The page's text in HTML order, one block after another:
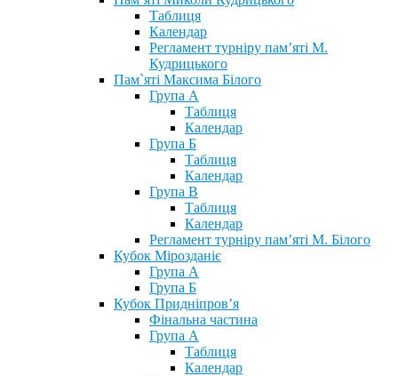
Таблиця
Календар
Регламент турніру пам’яті М.
Кудрицького
Пам`яті Максима Білого
Група А
Таблиця
Календар
Група Б
Таблиця
Календар
Група В
Таблиця
Календар
Регламент турніру пам’яті М. Білого
Кубок Мірозданіє
Група А
Група Б
Кубок Придніпров’я
Фінальна частина
Група А
Таблиця
Календар